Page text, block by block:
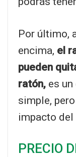
Por último,
encima, el
pueden
ratón, es
simple,
impacto del
PRECIO